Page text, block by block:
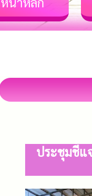
ประชุมชี้แ